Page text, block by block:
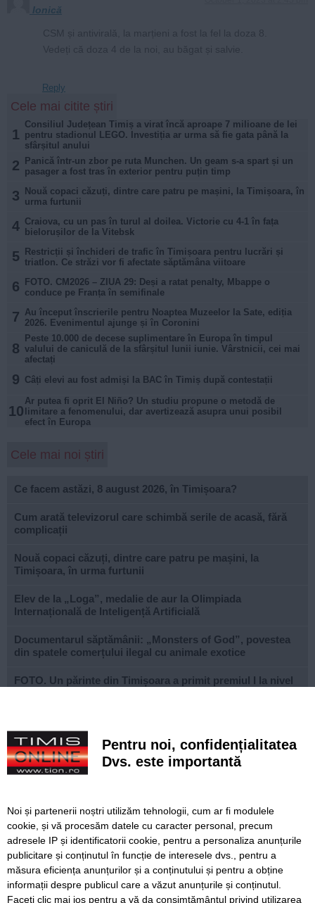
Ionică
Reply
Cele mai citite știri
1
Consiliul Județean Timiș a virat încă aproape 7 milioane de lei
pentru stadionul LEGO. Investiția ar urma să fie gata până la
sfârșitul anului
2
Panică într-un zbor pe ruta Munchen. Un geam s-a spart și un
pasager a fost tras în exterior pentru puțin timp
3
Nouă copaci căzuți, dintre care patru pe mașini, la Timișoara, în
urma furtunii
4 Craiova, cu un pas în turul al doilea. Victorie cu 4-1 în fața
bielorușilor de la Vitebsk
5
Restricții și închideri de trafic în Timișoara pentru lucrări și
triatlon. Ce străzi vor fi afectate săptămâna viitoare
6
FOTO. CM2026 – ZIUA 29: Deși a ratat penalty, Mbappe o
conduce pe Franța în semifinale
7 Au început înscrierile pentru Noaptea Muzeelor la Sate, ediția
2026. Evenimentul ajunge și în Coronini
8
Peste 10.000 de decese suplimentare în Europa în timpul
valului de caniculă de la sfârșitul lunii iunie. Vârstnicii, cei mai
afectați
9 Câți elevi au fost admiși la BAC în Timiș după contestații
10
Ar putea fi oprit El Niño? Un studiu propune o metodă de
limitare a fenomenului, dar avertizează asupra unui posibil
efect în Europa
Cele mai noi știri
Ce facem astăzi, 8 august 2026, în Timișoara?
Cum arată televizorul care schimbă serile de acasă, fără
complicații
Nouă copaci căzuți, dintre care patru pe mașini, la
Timișoara, în urma furtunii
Elev de la „Loga”, medalie de aur la Olimpiada
Internațională de Inteligență Artificială
Documentarul săptămânii: „Monsters of God”, povestea
din spatele comerțului ilegal cu animale exotice
FOTO. Un părinte din Timișoara a primit premiul I la nivel
Când va fi montat gazonul și când va fi inaugurat
stadionul
VIDEO. Carambol în zona Metro din Calea Șagului. O
A vândut anvelope și piese auto ani la rând, dar nu a
declarat veniturile. Prejudiciu de aproape 30.000 de euro
Live-uri obscene urmărite de peste 22.000 de oameni. Doi
bărbați din Timiș au fost reținuți
Pentru noi, confidențialitatea
Dvs. este importantă
Noi și partenerii noștri utilizăm tehnologii, cum ar fi modulele
cookie, și vă procesăm datele cu caracter personal, precum
adresele IP și identificatorii cookie, pentru a personaliza anunțurile
publicitare și conținutul în funcție de interesele dvs., pentru a
măsura eficiența anunțurilor și a conținutului și pentru a obține
informații despre publicul care a văzut anunțurile și conținutul.
Faceți clic mai jos pentru a vă da consimțământul privind utilizarea